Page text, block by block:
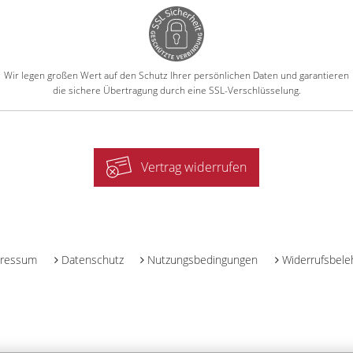
Wir legen großen Wert auf den Schutz Ihrer persönlichen Daten und garantieren
die sichere Übertragung durch eine SSL-Verschlüsselung.
Vertrag widerrufen
Datenschutz Nutzungsbedingungen